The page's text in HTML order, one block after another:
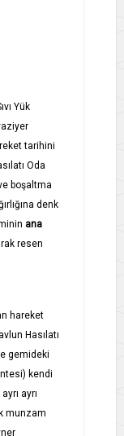
Yük
tarihini
Oda
boşaltma
denk
ana
resen
hareket
Hasılatı
gemideki
kendi
ayrı
munzam